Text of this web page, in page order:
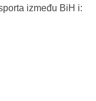
između BiH i: